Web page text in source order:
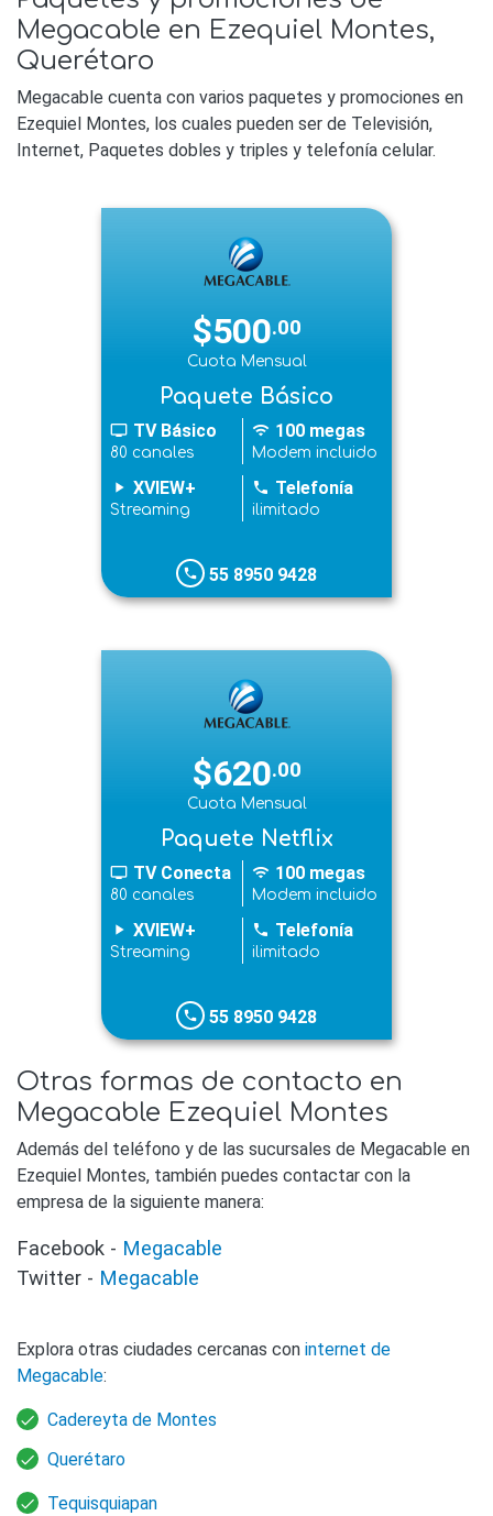
Megacable en Ezequiel Montes,
Querétaro
Megacable cuenta con varios paquetes y promociones en
Ezequiel Montes, los cuales pueden ser de Televisión,
Internet, Paquetes dobles y triples y telefonía celular.
$500.00
Cuota Mensual
Paquete Básico
tv TV Básico
80 canales
wifi 100 megas
Modem incluido
play_arrow XVIEW+
Streaming
phone Telefonía
ilimitado
phone 55 8950 9428
$620.00
Cuota Mensual
Paquete Netflix
tv TV Conecta
80 canales
wifi 100 megas
Modem incluido
play_arrow XVIEW+
Streaming
phone Telefonía
ilimitado
phone 55 8950 9428
Otras formas de contacto en
Megacable Ezequiel Montes
Además del teléfono y de las sucursales de Megacable en
Ezequiel Montes, también puedes contactar con la
empresa de la siguiente manera:
Facebook - Megacable
Twitter - Megacable
Explora otras ciudades cercanas con internet de
Megacable:
Cadereyta de Montes
Querétaro
Tequisquiapan